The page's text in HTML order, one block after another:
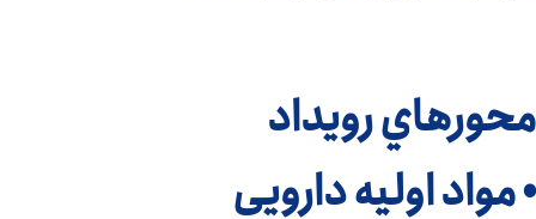
محورهاي رویداد
• مواد اولیه دارویی